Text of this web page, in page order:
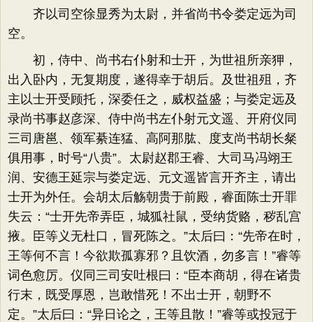
齐以司空徐显秀为太尉，并省尚书令娄定远为司
空。
初，侍中、尚书右仆射和士开，为世祖所亲狎，
出入卧内，无复期度，遂得幸于胡后。及世祖殂，齐
主以士开受顾托，深委任之，威权益盛；与娄定远及
录尚书事赵彦深、侍中尚书左仆射元文遥、开府仪同
三司唐邕、领军綦连猛、高阿那肱、度支尚书胡长粲
俱用事，时号“八贵”。太尉赵郡王睿、大司马冯翊王
润、安德王延宗与娄定远、元文遥皆言开齐主，请出
士开为外任。会胡太后觞朝贵于前殿，睿面陈士开罪
失云：“士开先帝弄臣，城狐社鼠，受纳货赂，秽乱宫
掖。臣等义无杜口，冒死陈之。”太后曰：“先帝在时，
王等何不言！今欲欺孤寡邪？且饮酒，勿多言！”睿等
词色愈厉。仪同三司安吐根曰：“臣本商胡，得在诸贵
行末，既受厚恩，岂敢惜死！不出士开，朝野不
定。”太后曰：“异日论之，王等且散！”睿等或投冠于